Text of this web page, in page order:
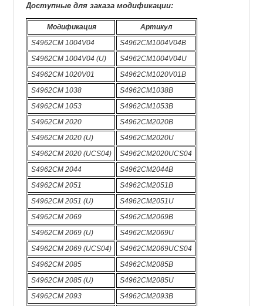
Доступные для заказа модификации:
Модификация
Артикул
S4962CM 1004V04
S4962CM1004V04B
S4962CM 1004V04 (U)
S4962CM1004V04U
S4962CM 1020V01
S4962CM1020V01B
S4962CM 1038
S4962CM1038B
S4962CM 1053
S4962CM1053B
S4962CM 2020
S4962CM2020B
S4962CM 2020 (U)
S4962CM2020U
S4962CM 2020 (UCS04)
S4962CM2020UCS04
S4962CM 2044
S4962CM2044B
S4962CM 2051
S4962CM2051B
S4962CM 2051 (U)
S4962CM2051U
S4962CM 2069
S4962CM2069B
S4962CM 2069 (U)
S4962CM2069U
S4962CM 2069 (UCS04)
S4962CM2069UCS04
S4962CM 2085
S4962CM2085B
S4962CM 2085 (U)
S4962CM2085U
S4962CM 2093
S4962CM2093B